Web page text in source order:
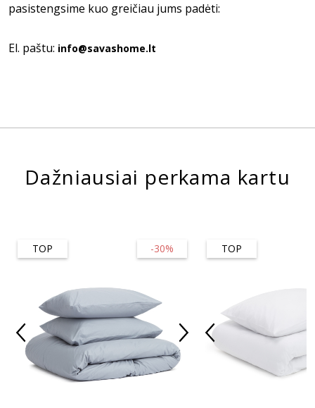
pasistengsime kuo greičiau jums padėti:
El. paštu: info@savashome.lt
Dažniausiai perkama kartu
-30%
TOP TOP